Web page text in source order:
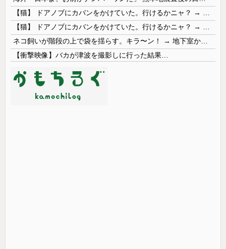
【衝撃映像】バカが津波を撮影しに行った結果…